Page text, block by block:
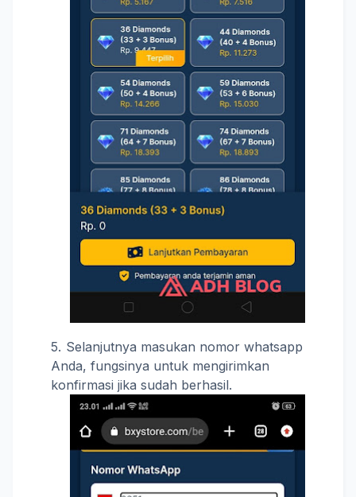
Selanjutnya masukan nomor whatsapp
Anda, fungsinya untuk mengirimkan
konfirmasi jika sudah berhasil.